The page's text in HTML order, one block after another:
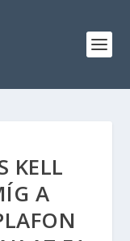
KELL
A